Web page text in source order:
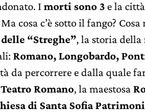
I morti sono 3e la
cosa c’è sotto il fango? Cosa
“Streghe”, la storia
Romano, Longobardo,
da percorrere e dalla quale
Teatro Romano, la maestosa
di Santa Sofia